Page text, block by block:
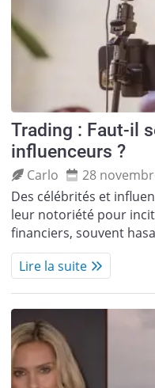
Trading : Faut-il
influenceurs ?
Carlo
28
Des célébrités et
leur notoriété pour
financiers, souvent
Lire la suite